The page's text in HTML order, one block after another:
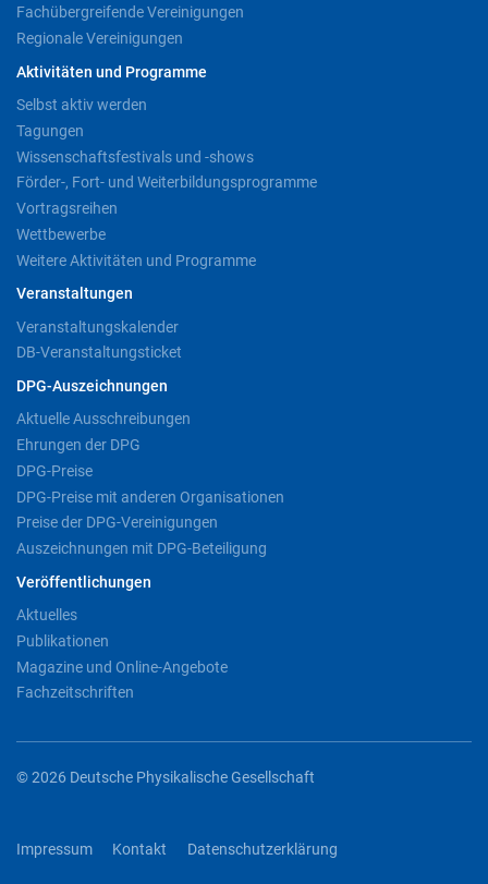
Fachübergreifende Vereinigungen
Regionale Vereinigungen
Aktivitäten und Programme
Selbst aktiv werden
Tagungen
Wissenschaftsfestivals und -shows
Förder-, Fort- und Weiterbildungsprogramme
Vortragsreihen
Wettbewerbe
Weitere Aktivitäten und Programme
Veranstaltungen
Veranstaltungskalender
DB-Veranstaltungsticket
DPG-Auszeichnungen
Aktuelle Ausschreibungen
Ehrungen der DPG
DPG-Preise
DPG-Preise mit anderen Organisationen
Preise der DPG-Vereinigungen
Auszeichnungen mit DPG-Beteiligung
Veröffentlichungen
Aktuelles
Publikationen
Magazine und Online-Angebote
Fachzeitschriften
© 2026 Deutsche Physikalische Gesellschaft
Impressum Kontakt Datenschutzerklärung